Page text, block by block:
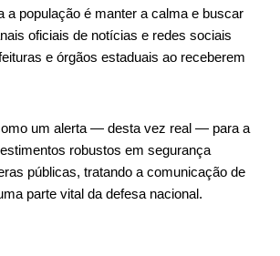
a população é manter a calma e buscar
oficiais de notícias e redes sociais
e órgãos estaduais ao receberem
um alerta — desta vez real — para a
robustos em segurança
públicas, tratando a comunicação de
parte vital da defesa nacional.